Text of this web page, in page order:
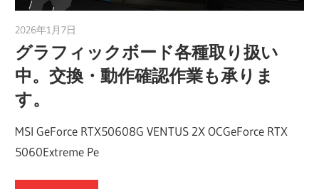
2026年1月7日
グラフィックボード各種取り扱い
中。交換・動作確認作業も承りま
す。
MSI GeForce RTX50608G VENTUS 2X OCGeForce RTX
5060Extreme Pe